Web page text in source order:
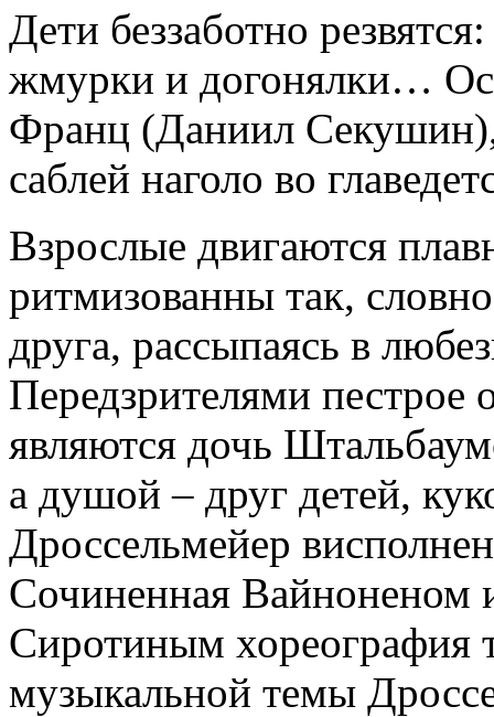
Дети беззаботно
жмурки и догонялки…
Франц (Даниил
саблей наголо во
Взрослые двигаются
ритмизованны так,
друга, рассыпаясь в
Передзрителями пестрое
являются дочь
а душой – друг детей,
Дроссельмейер
Сочиненная Вайноненом
Сиротиным хореография
музыкальной темы